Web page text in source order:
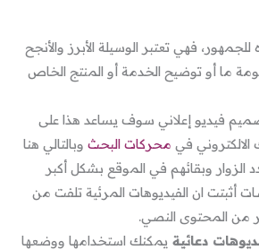
فهي تعتبر الوسيلة الأبرز والأنجح
ما أو توضيح الخدمة أو المنتج الخاص
فيديو إعلاني سوف يساعد هذا على
في محركات البحث وبالتالي هنا
الزوار وبقائهم في الموقع بشكل أكبر
أثبتت ان الفيديوهات المرئية تلفت من
من المحتوى النصي.
دعائية يمكنك استخدامها ووضعها